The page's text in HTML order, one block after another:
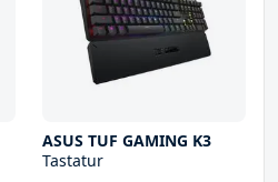
ASUS TUF GAMING K3
Tastatur